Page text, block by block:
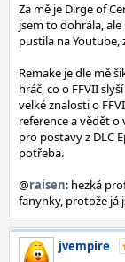
Za mě je Dirge of
jsem to dohrála,
pustila na Youtube,
Remake je dle mě
hráč, co o FFVII
velké znalosti o
reference a vědět
pro postavy z DLC
potřeba.
@raisen: hezká
fanynky, protože já
jvempire